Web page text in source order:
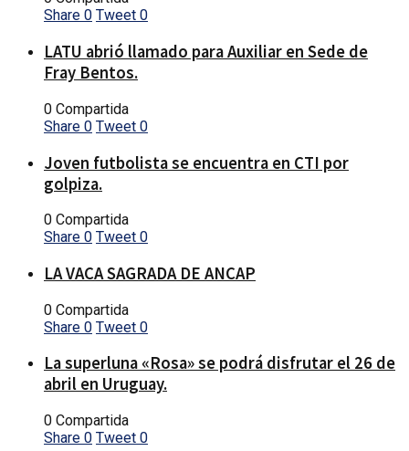
Share 0 Tweet 0
LATU abrió llamado para Auxiliar en Sede de
Fray Bentos.
0 Compartida
Share 0 Tweet 0
Joven futbolista se encuentra en CTI por
golpiza.
0 Compartida
Share 0 Tweet 0
LA VACA SAGRADA DE ANCAP
0 Compartida
Share 0 Tweet 0
La superluna «Rosa» se podrá disfrutar el 26 de
abril en Uruguay.
0 Compartida
Share 0 Tweet 0